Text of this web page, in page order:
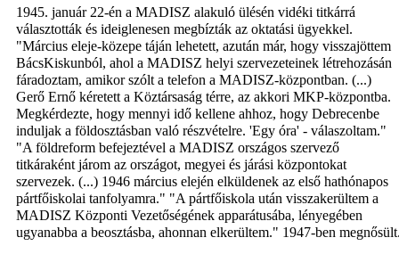
1945. január 22-én a MADISZ alakuló ülésén vidéki titkárrá
választották és ideiglenesen megbízták az oktatási ügyekkel.
"Március eleje-közepe táján lehetett, azután már, hogy visszajöttem
BácsKiskunból, ahol a MADISZ helyi szervezeteinek létrehozásán
fáradoztam, amikor szólt a telefon a MADISZ-központban. (...)
Gerő Ernő kéretett a Köztársaság térre, az akkori MKP-központba.
Megkérdezte, hogy mennyi idő kellene ahhoz, hogy Debrecenbe
induljak a földosztásban való részvételre. 'Egy óra' - válaszoltam."
"A földreform befejeztével a MADISZ országos szervező
titkáraként járom az országot, megyei és járási központokat
szervezek. (...) 1946 március elején elküldenek az első hathónapos
pártfőiskolai tanfolyamra." "A pártfőiskola után visszakerültem a
MADISZ Központi Vezetőségének apparátusába, lényegében
ugyanabba a beosztásba, ahonnan elkerültem." 1947-ben